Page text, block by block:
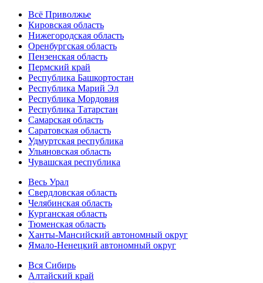
Всё Приволжье
Кировская область
Нижегородская область
Оренбургская область
Пензенская область
Пермский край
Республика Башкортостан
Республика Марий Эл
Республика Мордовия
Республика Татарстан
Самарская область
Саратовская область
Удмуртская республика
Ульяновская область
Чувашская республика
Весь Урал
Свердловская область
Челябинская область
Курганская область
Тюменская область
Ханты-Мансийский автономный округ
Ямало-Ненецкий автономный округ
Вся Сибирь
Алтайский край